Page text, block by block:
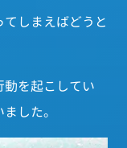
しまえばどうと
を起こしてい
した。